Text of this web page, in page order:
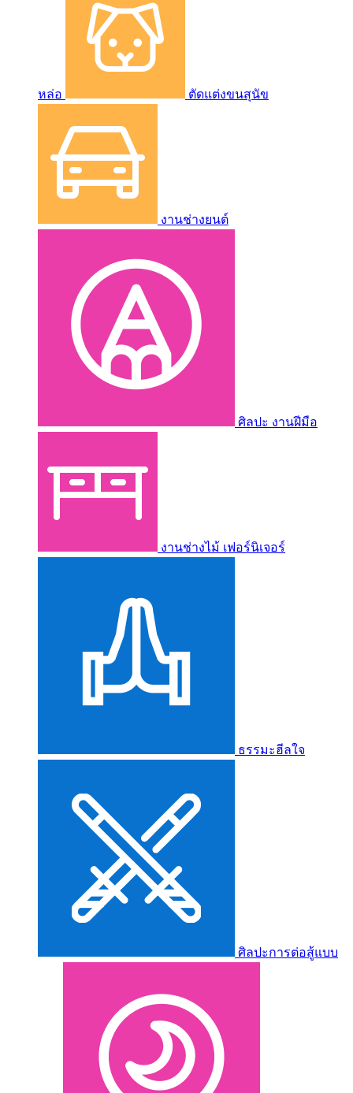
หล่อ ตัดแต่งขนสุนัข
งานช่างยนต์
ศิลปะ งานฝีมือ
งานช่างไม้ เฟอร์นิเจอร์
ธรรมะฮีลใจ
ศิลปะการต่อสู้แบบ